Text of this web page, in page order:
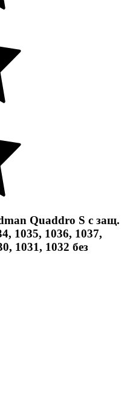
Quaddro S с защ.
1035, 1036, 1037,
1031, 1032 без